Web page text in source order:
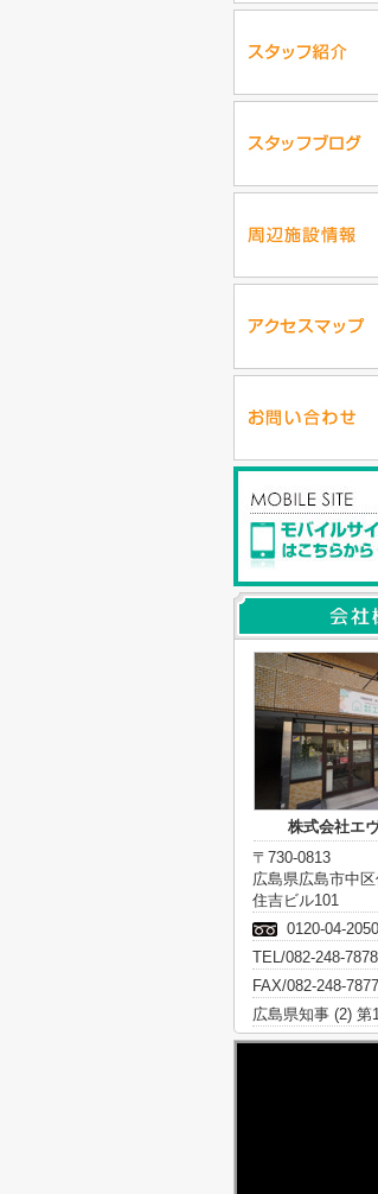
株式会社エ
〒730-0813
広島県広島市中
住吉ビル101
0120-04-2050
TEL/082-248-7878
FAX/082-248-7877
広島県知事 (2) 第